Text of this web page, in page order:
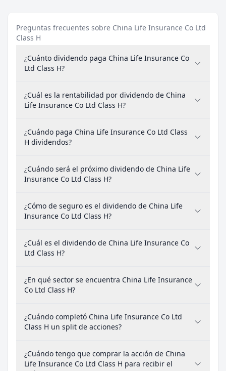
Preguntas frecuentes sobre China Life Insurance Co Ltd
Class H
¿Cuánto dividendo paga China Life Insurance Co
Ltd Class H?
¿Cuál es la rentabilidad por dividendo de China
Life Insurance Co Ltd Class H?
¿Cuándo paga China Life Insurance Co Ltd Class
H dividendos?
¿Cuándo será el próximo dividendo de China Life
Insurance Co Ltd Class H?
¿Cómo de seguro es el dividendo de China Life
Insurance Co Ltd Class H?
¿Cuál es el dividendo de China Life Insurance Co
Ltd Class H?
¿En qué sector se encuentra China Life Insurance
Co Ltd Class H?
¿Cuándo completó China Life Insurance Co Ltd
Class H un split de acciones?
¿Cuándo tengo que comprar la acción de China
Life Insurance Co Ltd Class H para recibir el